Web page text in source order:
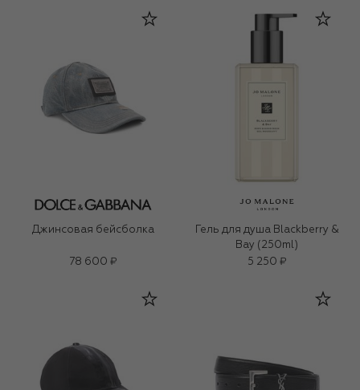
Джинсовая бейсболка
78 600 ₽
Гель для душа Blackberry &
Bay (250ml)
5 250 ₽